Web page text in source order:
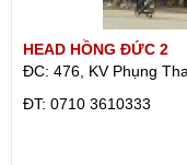
HEAD HỒNG ĐỨC 2
ĐC: 476, KV Phụng
ÐT: 0710 3610333